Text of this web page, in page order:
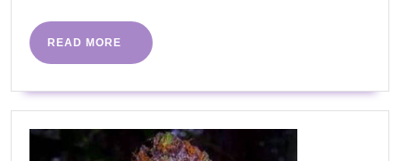
READ MORE
READ
MORE